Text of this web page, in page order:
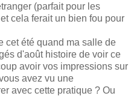
(parfait pour les
cela ferait un bien fou pour
cet été quand ma salle de
d'août histoire de voir ce
avoir vos impressions sur
avez vu une
avec cette pratique ? Ou